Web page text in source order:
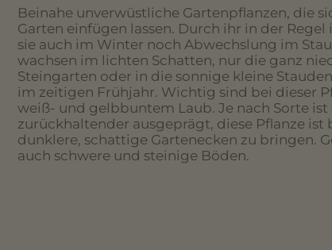
Beinahe unverwüstliche Gartenpflanzen, die
Garten einfügen lassen. Durch ihr in der
sie auch im Winter noch Abwechslung im
wachsen im lichten Schatten, nur die ganz
Steingarten oder in die sonnige kleine
im zeitigen Frühjahr. Wichtig sind bei dieser
weiß- und gelbbuntem Laub. Je nach Sorte
zurückhaltender ausgeprägt, diese Pflanze ist
dunklere, schattige Gartenecken zu bringen.
auch schwere und steinige Böden.